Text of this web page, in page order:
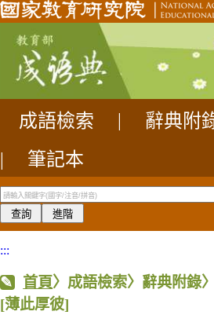
成語檢索 辭典附
|
筆記本
:::
首頁〉成語檢索〉辭典附錄
[薄此厚彼]